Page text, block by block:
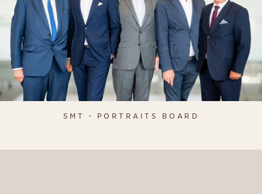
SMT - PORTRAITS BOARD